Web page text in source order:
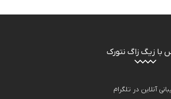
با زیگ زاگ نتورک
آنلاین در تلگرام